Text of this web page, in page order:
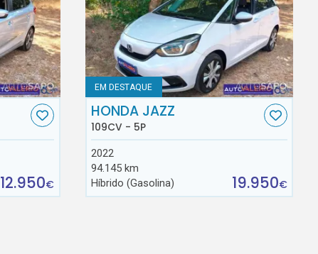
12.950€
EM DESTAQUE
HONDA JAZZ
109CV - 5P
2022
94.145 km
Híbrido (Gasolina)
19.950€